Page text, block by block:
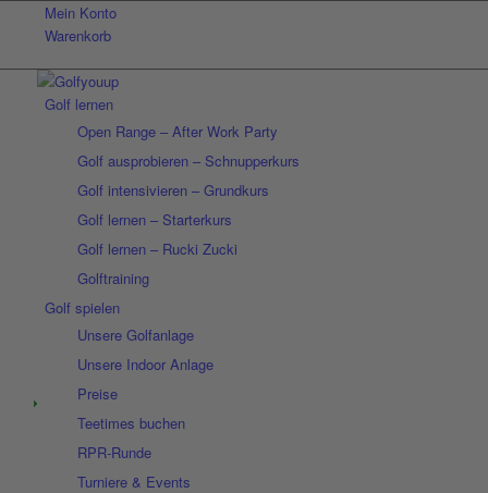
Mein Konto
Warenkorb
Golf lernen
Open Range – After Work Party
Golf ausprobieren – Schnupperkurs
Golf intensivieren – Grundkurs
Golf lernen – Starterkurs
Golf lernen – Rucki Zucki
Golftraining
Golf spielen
Unsere Golfanlage
Unsere Indoor Anlage
Preise
Teetimes buchen
RPR-Runde
Turniere & Events